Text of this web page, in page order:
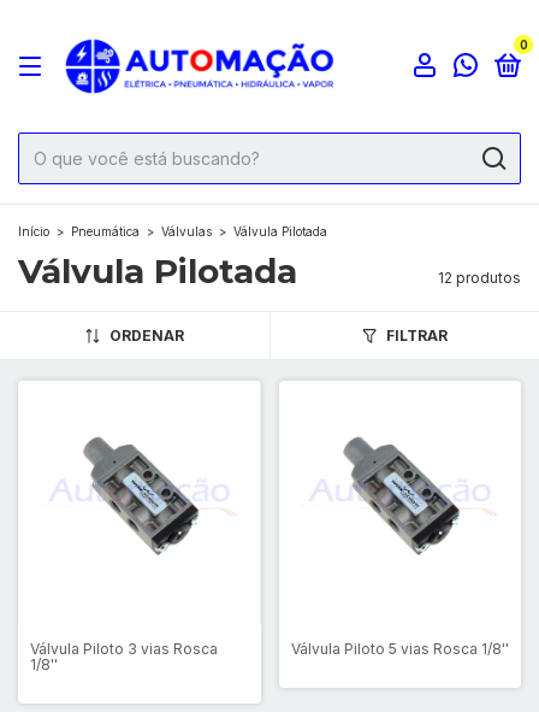
0
Início > Pneumática > Válvulas > Válvula Pilotada
Válvula Pilotada 12 produtos
ORDENAR FILTRAR
Válvula Piloto 3 vias Rosca
1/8''
Válvula Piloto 5 vias Rosca 1/8''